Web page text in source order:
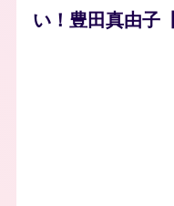
い！豊田真由子